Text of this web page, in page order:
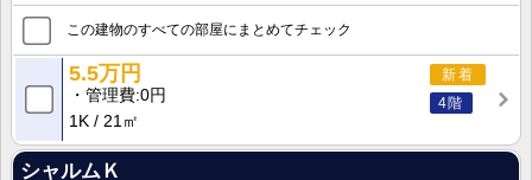
この建物のすべての部屋にまとめてチェック
新着
4階
5.5万円
管理費 0円
1K
21㎡
シャルムＫ